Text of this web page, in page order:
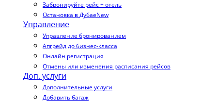
Забронируйте рейс + отель
Остановка в ДубаеNew
Управление
Управление бронированием
Апгрейд до бизнес-класса
Онлайн регистрация
Отмены или изменения расписания рейсов
Доп. услуги
Дополнительные услуги
Добавить багаж